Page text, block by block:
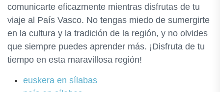
comunicarte eficazmente mientras disfrutas de tu
viaje al País Vasco. No tengas miedo de sumergirte
en la cultura y la tradición de la región, y no olvides
que siempre puedes aprender más. ¡Disfruta de tu
tiempo en esta maravillosa región!
euskera en sílabas